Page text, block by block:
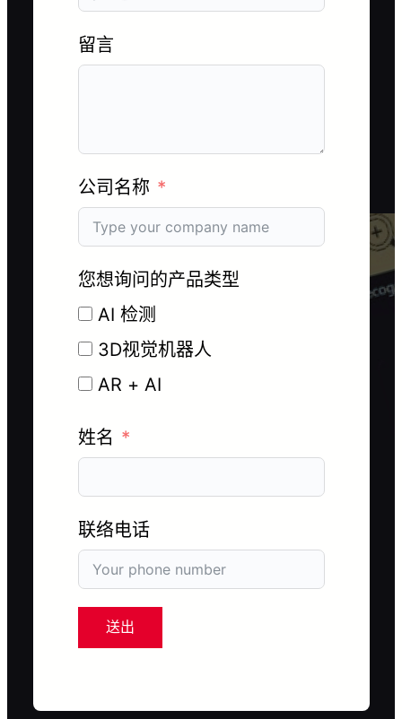
留言
公司名称
您想询问的产品类型
AI 检测
3D视觉机器人
AR + AI
姓名
联络电话
送出